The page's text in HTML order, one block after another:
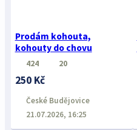
Prodám kohouta,
kohouty do chovu
424 20
250 Kč
České Budějovice
21.07.2026, 16:25